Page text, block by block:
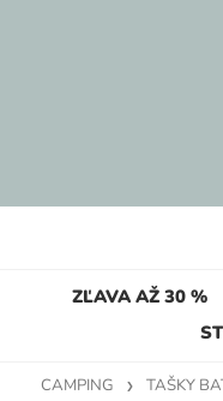
ZĽAVA AŽ 30 %
CAMPING TAŠKY